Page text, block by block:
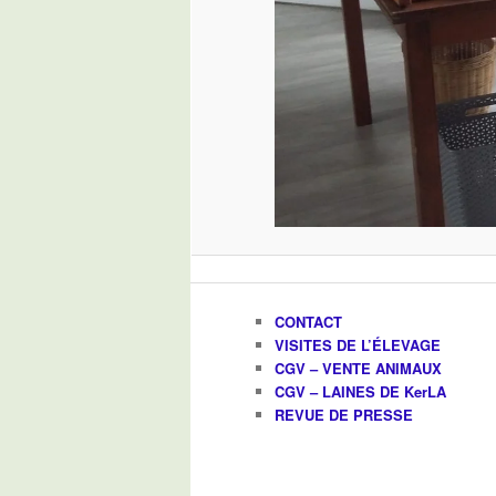
CONTACT
VISITES DE L’ÉLEVAGE
CGV – VENTE ANIMAUX
CGV – LAINES DE KerLA
REVUE DE PRESSE